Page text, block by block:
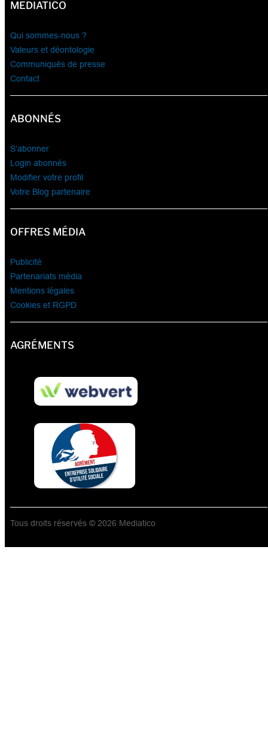
MEDIATICO
Qui sommes-nous ?
Valeurs et déontologie
Communiqués de presse
Contact
ABONNÉS
S’abonner
Login abonnés
Modifier votre profil
Votre Blog partenaire
OFFRES MÉDIA
Publicité
Partenariats média
Mentions légales
Cookies et RGPD
AGRÉMENTS
Tous droits réservés © 2026 Mediatico